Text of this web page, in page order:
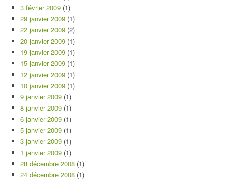
3 février 2009 (1)
29 janvier 2009 (1)
22 janvier 2009 (2)
20 janvier 2009 (1)
19 janvier 2009 (1)
15 janvier 2009 (1)
12 janvier 2009 (1)
10 janvier 2009 (1)
9 janvier 2009 (1)
8 janvier 2009 (1)
6 janvier 2009 (1)
5 janvier 2009 (1)
3 janvier 2009 (1)
1 janvier 2009 (1)
28 décembre 2008 (1)
24 décembre 2008 (1)